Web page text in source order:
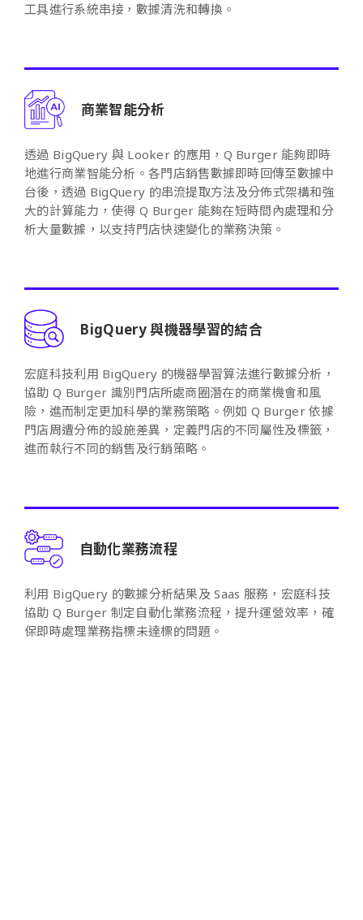
工具進行系統串接，數據清洗和轉換。
商業智能分析
透過 BigQuery 與 Looker 的應用，Q Burger 能夠即時
地進行商業智能分析。各門店銷售數據即時回傳至數據中
台後，透過 BigQuery 的串流提取方法及分佈式架構和強
大的計算能力，使得 Q Burger 能夠在短時間內處理和分
析大量數據，以支持門店快速變化的業務決策。
BigQuery 與機器學習的結合
宏庭科技利用 BigQuery 的機器學習算法進行數據分析，
協助 Q Burger 識別門店所處商圈潛在的商業機會和風
險，進而制定更加科學的業務策略。例如 Q Burger 依據
門店周遭分佈的設施差異，定義門店的不同屬性及標籤，
進而執行不同的銷售及行銷策略。
自動化業務流程
利用 BigQuery 的數據分析結果及 Saas 服務，宏庭科技
協助 Q Burger 制定自動化業務流程，提升運營效率，確
保即時處理業務指標未達標的問題。